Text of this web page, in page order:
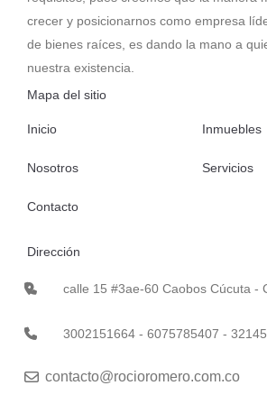
crecer y posicionarnos como empresa
de bienes raíces, es dando la mano a
nuestra existencia.
Mapa del sitio
Inicio Inmuebles
Nosotros Servicios
Contacto
Dirección
calle 15 #3ae-60 Caobos Cúcuta -
3002151664 - 6075785407 -
contacto@rocioromero.com.co